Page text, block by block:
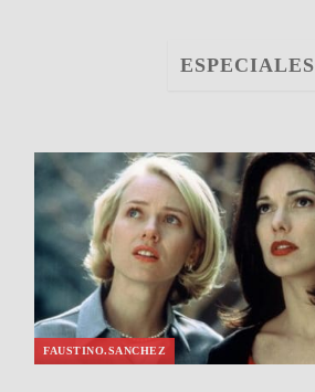
ESPECIALES
FAUSTINO.SANCHEZ